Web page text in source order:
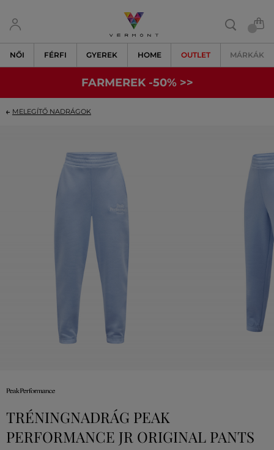
NŐI FÉRFI GYEREK HOME OUTLET MÁRKÁK
FARMEREK -50% >>
MELEGÍTŐ NADRÁGOK
TRÉNINGNADRÁG PEAK
PERFORMANCE JR ORIGINAL PANTS